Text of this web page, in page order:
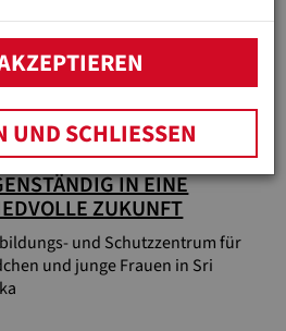
STÄRKEN
von eigenen Kinderrechteclubs
Kinder in Indien endlich gehört
IN EINE
ZUKUNFT
und Schutzzentrum für
und junge Frauen in Sri
UND SCHLIESSEN